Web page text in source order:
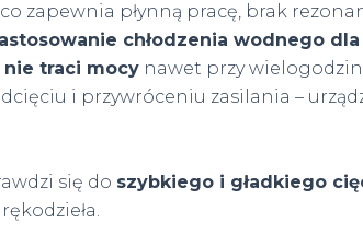
zapewnia płynną pracę, brak
chłodzenia wodnego
nie traci mocynawet przy
i przywróceniu zasilania –
się do szybkiego i gładkiego